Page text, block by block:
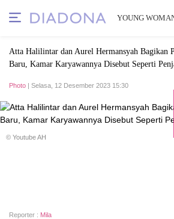
YOUNG
Atta Halilintar dan Aurel Hermansyah Bagikan
Baru, Kamar Karyawannya Disebut Seperti
Photo | Selasa, 12 Desember 2023 15:30
© Youtube AH
Reporter : Mila